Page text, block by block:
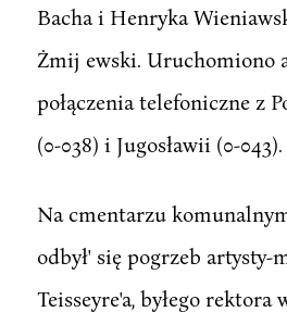
Bacha i Henryka
Żmij ewski. Uruchomiono
połączenia telefoniczne z
(0-038) i Jugosławii (0-043).
Na cmentarzu
odbył' się pogrzeb artysty-
Teisseyre'a, byłego rektora